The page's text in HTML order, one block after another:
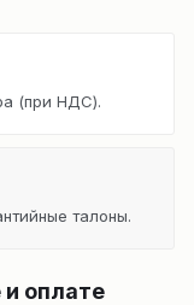
(при НДС).
талоны.
оплате